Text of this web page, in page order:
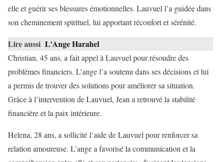
elle et guérir ses blessures émotionnelles. Lauvuel l’a guidée dans
son cheminement spirituel, lui apportant réconfort et sérénité.
Lire aussi L'Ange Harahel
Christian, 45 ans, a fait appel à Lauvuel pour résoudre des
problèmes financiers. L’ange l’a soutenu dans ses décisions et lui
a permis de trouver des solutions pour améliorer sa situation.
Grâce à l’intervention de Lauvuel, Jean a retrouvé la stabilité
financière et la paix intérieure.
Helena, 28 ans, a sollicité l’aide de Lauvuel pour renforcer sa
relation amoureuse. L’ange a favorisé la communication et la